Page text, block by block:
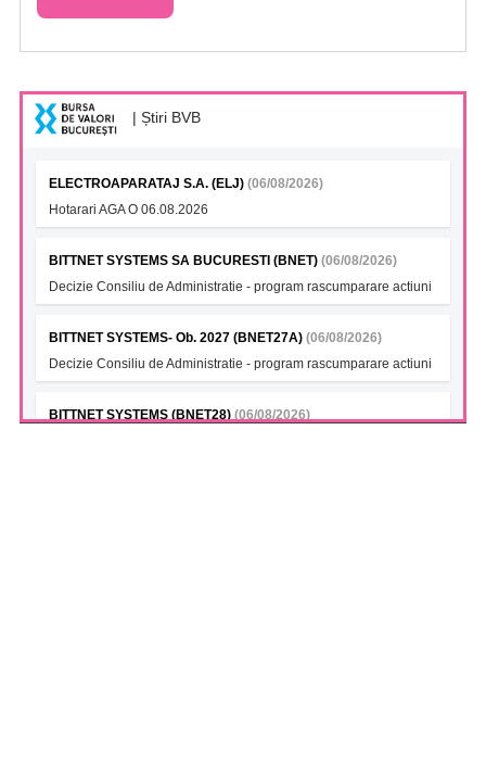
| Știri BVB
ELECTROAPARATAJ S.A. (ELJ) (06/08/2026)
Hotarari AGA O 06.08.2026
BITTNET SYSTEMS SA BUCURESTI (BNET) (06/08/2026)
Decizie Consiliu de Administratie - program rascumparare actiuni
BITTNET SYSTEMS- Ob. 2027 (BNET27A) (06/08/2026)
Decizie Consiliu de Administratie - program rascumparare actiuni
BITTNET SYSTEMS (BNET28) (06/08/2026)